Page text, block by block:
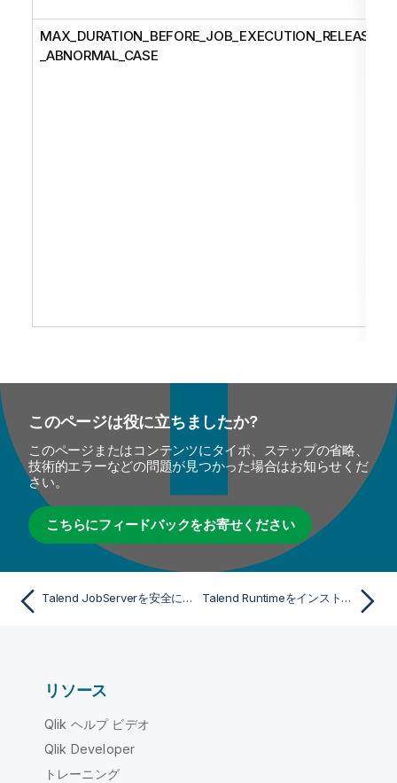
MAX_DURATION_BEFORE_JOB_EXECUTION_RELEASE
_ABNORMAL_CASE
このページは役に立ちましたか?
このページまたはコンテンツにタイポ、ステップの省略、
技術的エラーなどの問題が見つかった場合はお知らせくだ
さい。
こちらにフィードバックをお寄せください
Talend JobServerを安全にシャットダウン Talend Runtimeをインストール
リソース
Qlik ヘルプ ビデオ
Qlik Developer
トレーニング